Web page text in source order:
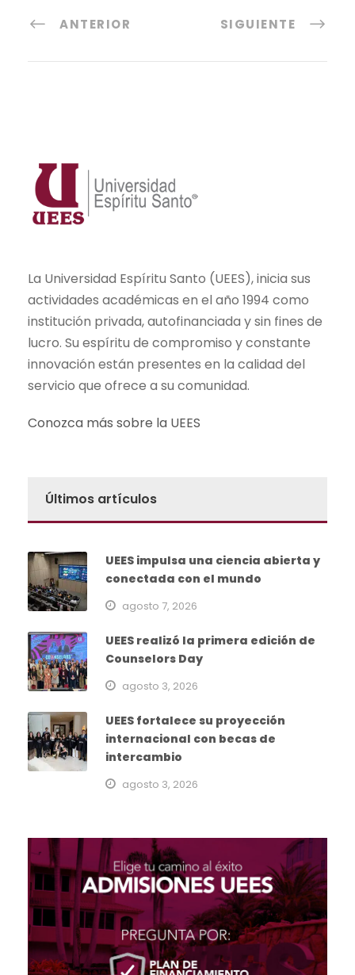
ANTERIOR SIGUIENTE
La Universidad Espíritu Santo (UEES), inicia sus
actividades académicas en el año 1994 como
institución privada, autofinanciada y sin fines de
lucro. Su espíritu de compromiso y constante
innovación están presentes en la calidad del
servicio que ofrece a su comunidad.
Conozca más sobre la UEES
Últimos artículos
UEES impulsa una ciencia abierta y
conectada con el mundo
agosto 7, 2026
UEES realizó la primera edición de
Counselors Day
agosto 3, 2026
UEES fortalece su proyección
internacional con becas de
intercambio
agosto 3, 2026